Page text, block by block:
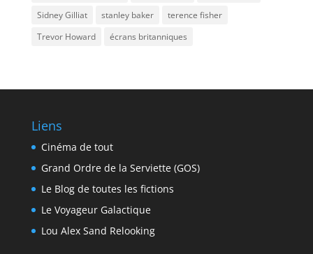
Sidney Gilliat
stanley baker
terence fisher
Trevor Howard
écrans britanniques
Liens
Cinéma de tout
Grand Ordre de la Serviette (GOS)
Le Blog de toutes les fictions
Le Voyageur Galactique
Lou Alex Sand Relooking